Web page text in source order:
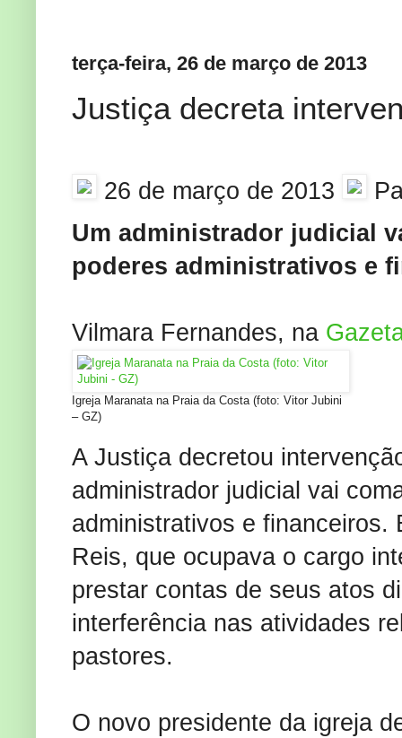
terça-feira, 26 de março de 2013
Justiça decreta
26 de março de 2013
Um administrador judicial
poderes administrativos e
Vilmara Fernandes, na
Igreja Maranata na Praia da Costa (foto: Vitor Jubini
– GZ)
A Justiça decretou
administrador judicial vai
administrativos e financeiros.
Reis, que ocupava o cargo
prestar contas de seus atos
interferência nas atividades
pastores.
O novo presidente da igreja